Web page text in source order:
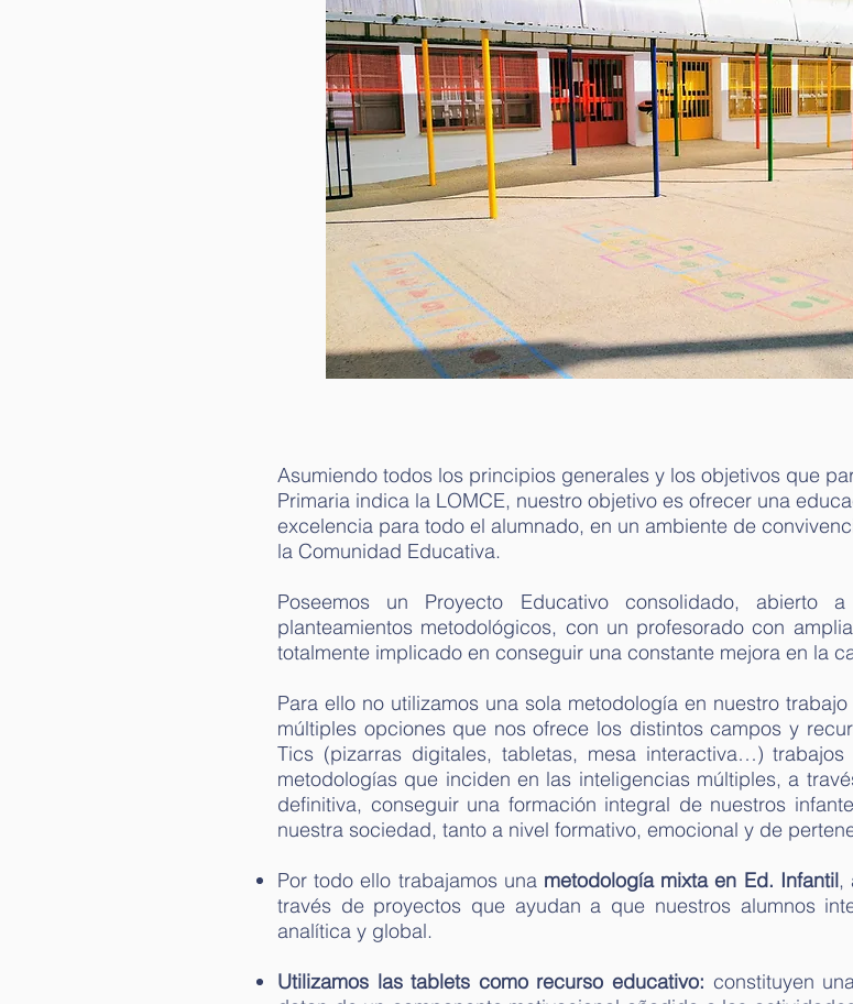
Asumiendo todos los principios generales y los objetivos que
Primaria indica la LOMCE, nuestro objetivo es ofrecer una
excelencia para todo el alumnado, en un ambiente de
la Comunidad Educativa.
Poseemos un Proyecto Educativo consolidado, abierto
planteamientos metodológicos, con un profesorado con
totalmente implicado en conseguir una constante mejora en la
Para ello no utilizamos una sola metodología en nuestro
múltiples opciones que nos ofrece los distintos campos y
Tics (pizarras digitales, tabletas, mesa interactiva…)
metodologías que inciden en las inteligencias múltiples, a
definitiva, conseguir una formación integral de nuestros
nuestra sociedad, tanto a nivel formativo, emocional y de
Por todo ello trabajamos una metodología mixta en Ed. Infantil,
través de proyectos que ayudan a que nuestros alumnos
analítica y global.
Utilizamos las tablets como recurso educativo: constituyen